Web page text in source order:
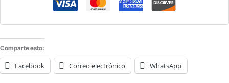
Comparte esto:
Facebook Correo electrónico WhatsApp